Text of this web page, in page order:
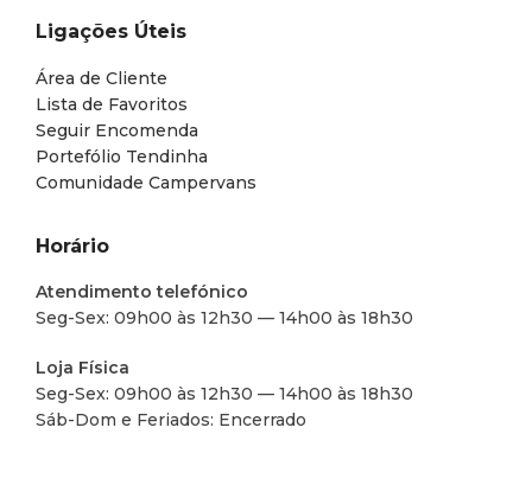
Ligações Úteis
Área de Cliente
Lista de Favoritos
Seguir Encomenda
Portefólio Tendinha
Comunidade Campervans
Horário
Atendimento telefónico
Seg-Sex: 09h00 às 12h30 — 14h00 às 18h30
Loja Física
Seg-Sex: 09h00 às 12h30 — 14h00 às 18h30
Sáb-Dom e Feriados: Encerrado